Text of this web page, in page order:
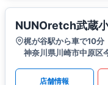
NUNOretch武蔵
梶が谷駅から車で10分
神奈川県川崎市中原区
店舗情報